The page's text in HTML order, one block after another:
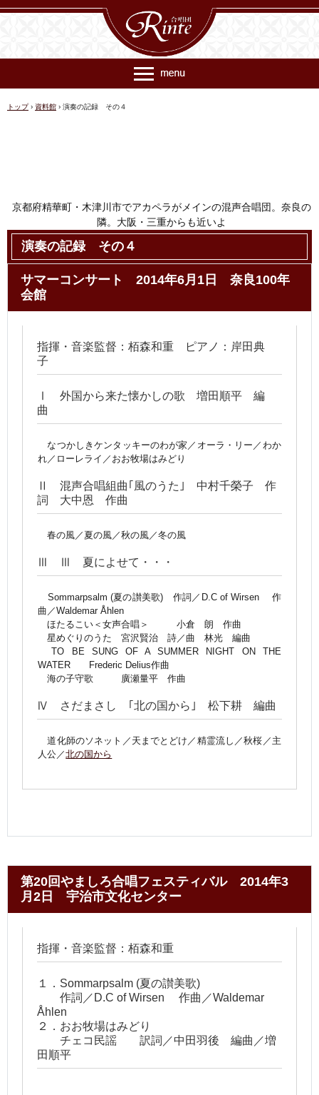
京都府精華町・木津川市でアカペラがメインの混声合唱団。奈良の
隣。大阪・三重からも近いよ
連絡先 rinte@ec018.just-size.net
トップ › 資料館 › 演奏の記録 その４
演奏の記録 その４
サマーコンサート 2014年6月1日 奈良100年
会館
指揮・音楽監督：栢森和重 ピアノ：岸田典
子
Ⅰ 外国から来た懐かしの歌 増田順平 編
曲
なつかしきケンタッキーのわが家／オーラ・リー／わか
れ／ローレライ／おお牧場はみどり
Ⅱ 混声合唱組曲｢風のうた｣ 中村千榮子 作
詞 大中恩 作曲
春の風／夏の風／秋の風／冬の風
Ⅲ Ⅲ 夏によせて・・・
Sommarpsalm (夏の讃美歌) 作詞／D.C of Wirsen 作
曲／Waldemar Åhlen
ほたるこい＜女声合唱＞ 小倉 朗 作曲
星めぐりのうた 宮沢賢治 詩／曲 林光 編曲
TO BE SUNG OF A SUMMER NIGHT ON THE
WATER Frederic Delius作曲
海の子守歌 廣瀬量平 作曲
Ⅳ さだまさし ｢北の国から｣ 松下耕 編曲
道化師のソネット／天までとどけ／精霊流し／秋桜／主
人公／北の国から
第20回やましろ合唱フェスティバル 2014年3
月2日 宇治市文化センター
指揮・音楽監督：栢森和重
１．Sommarpsalm (夏の讃美歌)
作詞／D.C of Wirsen 作曲／Waldemar
Åhlen
２．おお牧場はみどり
チェコ民謡 訳詞／中田羽後 編曲／増
田順平